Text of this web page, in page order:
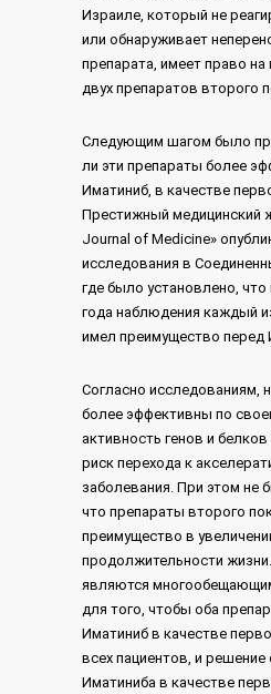
Израиле, который не
или обнаруживает
препарата, имеет право на
двух препаратов второго
Следующим шагом было
ли эти препараты более
Иматиниб, в качестве
Престижный медицинский
Journal of Medicine»
исследования в
где было установлено, что
года наблюдения каждый
имел преимущество перед
Согласно исследованиям,
более эффективны по
активность генов и
риск перехода к
заболевания. При этом не
что препараты второго
преимущество в
продолжительности
являются
для того, чтобы оба
Иматиниб в качестве
всех пациентов, и
Иматиниба в качестве